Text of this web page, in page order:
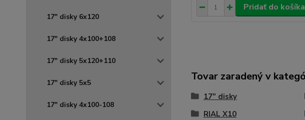
17" disky 6x120
17" disky 4x100+108
17" disky 5x120+110
17" disky 5x5
17" disky 4x100-108
Pridať do košíka
Tovar zaradený v
17" disky
RIAL X10